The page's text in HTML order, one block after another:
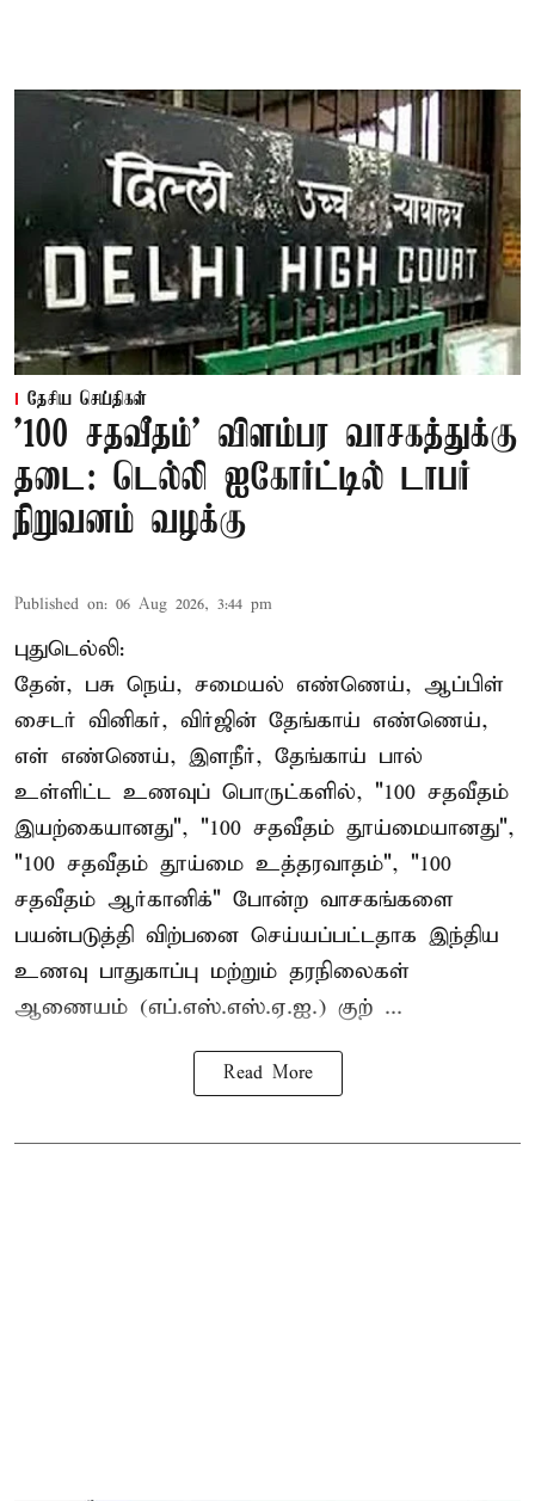
தேசிய செய்திகள்
'100 சதவீதம்' விளம்பர வாசகத்துக்கு
தடை: டெல்லி ஐகோர்ட்டில் டாபர்
நிறுவனம் வழக்கு
Published on: 06 Aug 2026, 3:44 pm
புதுடெல்லி:
தேன், பசு நெய், சமையல் எண்ணெய், ஆப்பிள்
சைடர் வினிகர், விர்ஜின் தேங்காய் எண்ணெய்,
எள் எண்ணெய், இளநீர், தேங்காய் பால்
உள்ளிட்ட உணவுப் பொருட்களில், "100 சதவீதம்
இயற்கையானது", "100 சதவீதம் தூய்மையானது",
"100 சதவீதம் தூய்மை உத்தரவாதம்", "100
சதவீதம் ஆர்கானிக்" போன்ற வாசகங்களை
பயன்படுத்தி விற்பனை செய்யப்பட்டதாக இந்திய
உணவு பாதுகாப்பு மற்றும் தரநிலைகள்
ஆணையம் (எப்.எஸ்.எஸ்.ஏ.ஐ.) குற் ...
Read More